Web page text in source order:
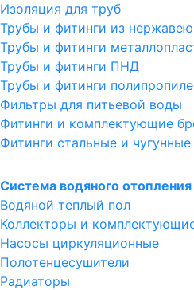
Изоляция для труб
Трубы и фитинги из
Трубы и фитинги
Трубы и фитинги ПНД
Трубы и фитинги
Фильтры для питьевой воды
Фитинги и комплектующие
Фитинги стальные и чугунные
Система водяного отопления
Водяной теплый пол
Коллекторы и
Насосы циркуляционные
Полотенцесушители
Радиаторы